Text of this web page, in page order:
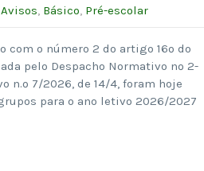
Avisos, Básico, Pré-escolar
com o número 2 do artigo 16º do
pelo Despacho Normativo nº 2-
n.º 7/2026, de 14/4, foram hoje
para o ano letivo 2026/2027